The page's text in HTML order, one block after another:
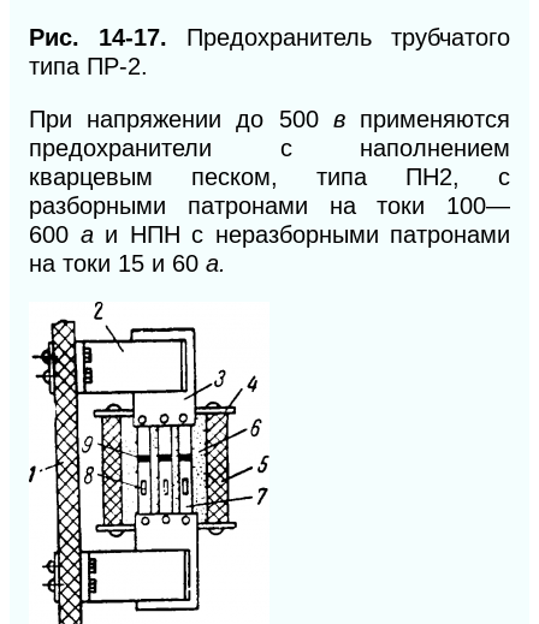
Рис. 14-17.
Предохранитель трубчатого
типа ПР-2.
При напряжении до 500 в применяются
предохранители с наполнением
кварцевым песком, типа ПН2, с
разборными патронами на токи 100—
600 аи НПН с неразборными патронами
на токи 15 и 60 а.